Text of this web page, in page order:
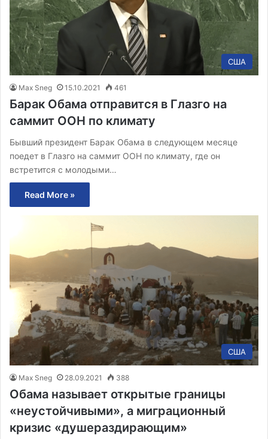
США
Max Sneg 15.10.2021 461
Барак Обама отправится в Глазго на
саммит ООН по климату
Бывший президент Барак Обама в следующем месяце
поедет в Глазго на саммит ООН по климату, где он
встретится с молодыми…
Read More »
США
Max Sneg 28.09.2021 388
Обама называет открытые границы
«неустойчивыми», а миграционный
кризис «душераздирающим»